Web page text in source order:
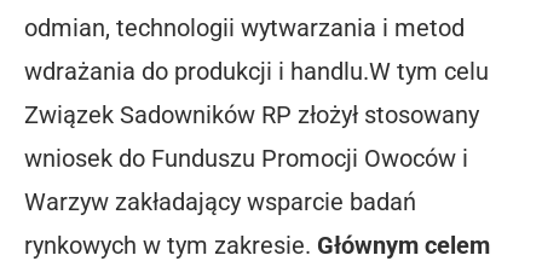
odmian, technologii wytwarzania i metod
wdrażania do produkcji i handlu.W tym celu
Związek Sadowników RP złożył stosowany
wniosek do Funduszu Promocji Owoców i
Warzyw zakładający wsparcie badań
rynkowych w tym zakresie. Głównym celem